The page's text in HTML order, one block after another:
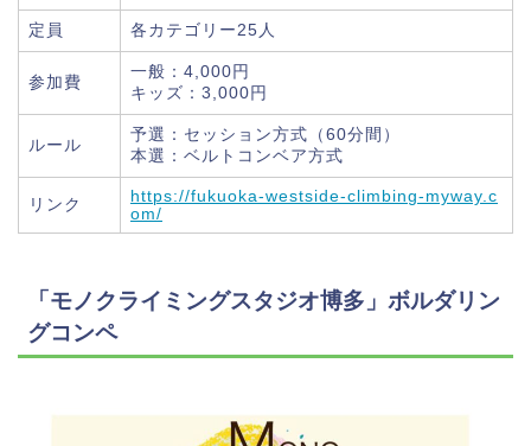
定員 各カテゴリー25人
参加費
一般：4,000円
キッズ：3,000円
ルール
予選：セッション方式（60分間）
本選：ベルトコンベア方式
リンク
https://fukuoka-westside-climbing-myway.c
om/
「モノクライミングスタジオ博多」ボルダリン
グコンペ